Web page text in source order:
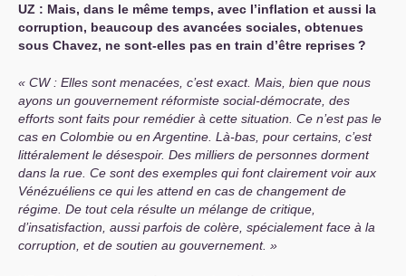
UZ : Mais, dans le même temps, avec l’inflation et aussi la
corruption, beaucoup des avancées sociales, obtenues
sous Chavez, ne sont-elles pas en train d’être reprises?
CW: Elles sont menacées, c’est exact. Mais, bien que nous
ayons un gouvernement réformiste social-démocrate, des
efforts sont faits pour remédier à cette situation. Ce n’est pas le
cas en Colombie ou en Argentine. Là-bas, pour certains, c’est
littéralement le désespoir. Des milliers de personnes dorment
dans la rue. Ce sont des exemples qui font clairement voir aux
Vénézuéliens ce qui les attend en cas de changement de
régime. De tout cela résulte un mélange de critique,
d’insatisfaction, aussi parfois de colère, spécialement face à la
corruption, et de soutien au gouvernement.